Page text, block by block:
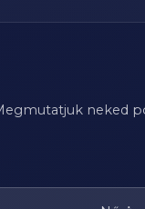
neked